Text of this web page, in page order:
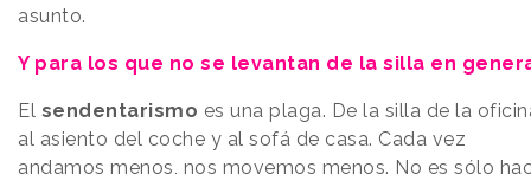
asunto.
Y para los que no se levantan de la silla en
El sendentarismo es una plaga. De la silla de la
al asiento del coche y al sofá de casa. Cada vez
andamos menos, nos movemos menos. No es sólo